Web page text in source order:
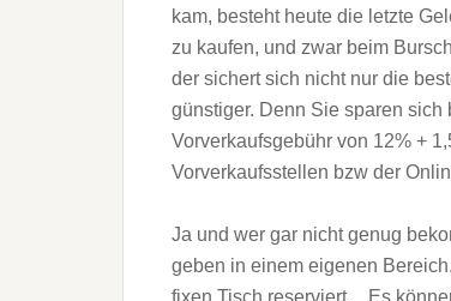
kam, besteht heute die letzte
zu kaufen, und zwar beim
der sichert sich nicht nur die
günstiger. Denn Sie sparen
Vorverkaufsgebühr von 12% +
Vorverkaufsstellen bzw der
Ja und wer gar nicht genug
geben in einem eigenen
fixen Tisch reserviert. Es